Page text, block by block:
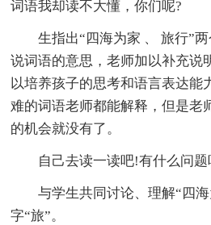
词语我却读不大懂，你们呢?
生指出“四海为家 、 旅行”
说词语的意思，老师加以补充说
以培养孩子的思考和语言表达能
难的词语老师都能解释，但是老
的机会就没有了。
自己去读一读吧!有什么问题
与学生共同讨论、理解“四
字“旅”。